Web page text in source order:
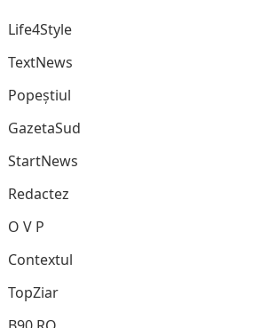
Life4Style
TextNews
Popeștiul
GazetaSud
StartNews
Redactez
O V P
Contextul
TopZiar